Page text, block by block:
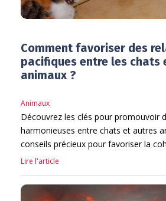
Comment favoriser des
pacifiques entre les chats
animaux ?
Animaux
Découvrez les clés pour promouvoir
harmonieuses entre chats et autres
conseils précieux pour favoriser la
Lire l'article